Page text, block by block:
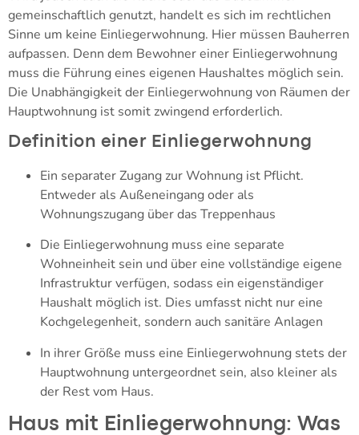
gemeinschaftlich genutzt, handelt es sich im rechtlichen
Sinne um keine Einliegerwohnung. Hier müssen Bauherren
aufpassen. Denn dem Bewohner einer Einliegerwohnung
muss die Führung eines eigenen Haushaltes möglich sein.
Die Unabhängigkeit der Einliegerwohnung von Räumen der
Hauptwohnung ist somit zwingend erforderlich.
Definition einer Einliegerwohnung
Ein separater Zugang zur Wohnung ist Pflicht.
Entweder als Außeneingang oder als
Wohnungszugang über das Treppenhaus
Die Einliegerwohnung muss eine separate
Wohneinheit sein und über eine vollständige eigene
Infrastruktur verfügen, sodass ein eigenständiger
Haushalt möglich ist. Dies umfasst nicht nur eine
Kochgelegenheit, sondern auch sanitäre Anlagen
In ihrer Größe muss eine Einliegerwohnung stets der
Hauptwohnung untergeordnet sein, also kleiner als
der Rest vom Haus.
Haus mit Einliegerwohnung: Was